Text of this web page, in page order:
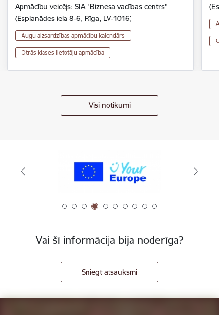
Apmācību veicējs: SIA "Biznesa vadības centrs"
(Esplanādes iela 8-6, Rīga, LV-1016)
Augu aizsardzības apmācību kalendārs
Otrās klases lietotāju apmācība
Visi notikumi
Vai šī informācija bija noderīga?
Sniegt atsauksmi